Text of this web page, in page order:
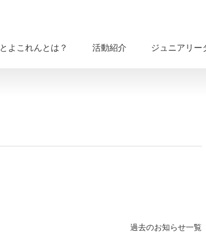
とよこれんとは？ 活動紹介 ジュニアリー
過去のお知らせ一覧